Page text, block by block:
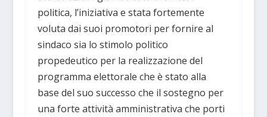
politica, l’iniziativa e stata fortemente
voluta dai suoi promotori per fornire al
sindaco sia lo stimolo politico
propedeutico per la realizzazione del
programma elettorale che è stato alla
base del suo successo che il sostegno per
una forte attività amministrativa che porti